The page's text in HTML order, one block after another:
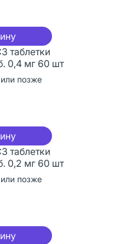
таблетки
0,4 мг 60 шт
позже
таблетки
0,2 мг 60 шт
позже